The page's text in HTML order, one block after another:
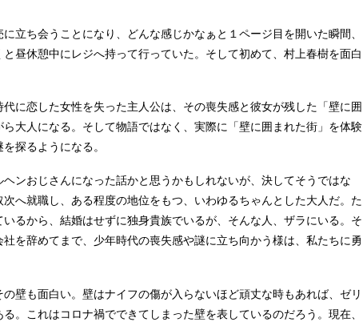
立ち会うことになり、どんな感じかなぁと１ページ目を開いた瞬間、
昼休憩中にレジへ持って行っていた。そして初めて、村上春樹を面白
に恋した女性を失った主人公は、その喪失感と彼女が残した「壁に囲
大人になる。そして物語ではなく、実際に「壁に囲まれた街」を体験
探るようになる。
ンおじさんになった話かと思うかもしれないが、決してそうではな
へ就職し、ある程度の地位をもつ、いわゆるちゃんとした大人だ。た
るから、結婚はせずに独身貴族でいるが、そんな人、ザラにいる。そ
を辞めてまで、少年時代の喪失感や謎に立ち向かう様は、私たちに勇
壁も面白い。壁はナイフの傷が入らないほど頑丈な時もあれば、ゼリ
。これはコロナ禍でできてしまった壁を表しているのだろう。現在、